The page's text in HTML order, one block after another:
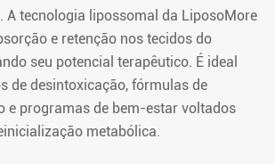
A tecnologia lipossomal da LiposoMore
e retenção nos tecidos do
seu potencial terapêutico. É ideal
de desintoxicação, fórmulas de
e programas de bem-estar voltados
metabólica.